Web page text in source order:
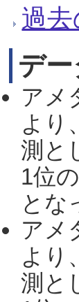
過
デ
アメ
より
測と
1位
とな
アメ
より
測と